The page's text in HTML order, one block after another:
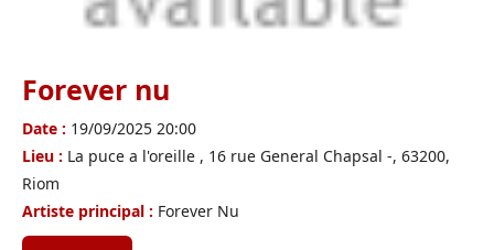
Forever nu
Date : 19/09/2025 20:00
Lieu : La puce a l'oreille , 16 rue General Chapsal -, 63200,
Riom
Artiste principal : Forever Nu